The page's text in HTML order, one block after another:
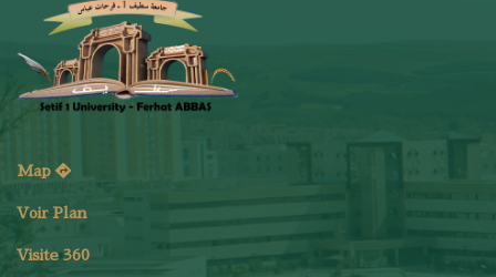
Map
Voir Plan
Visite 360